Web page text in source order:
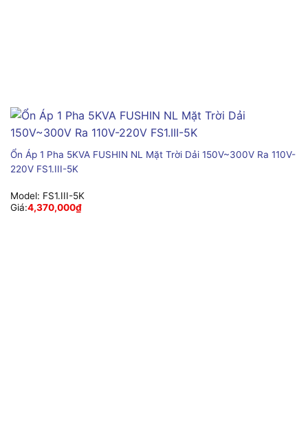
Ổn Áp 1 Pha 5KVA FUSHIN NL Mặt Trời Dải 150V~300V Ra 110V-
220V FS1.III-5K
Model: FS1.III-5K
Giá:4,370,000₫